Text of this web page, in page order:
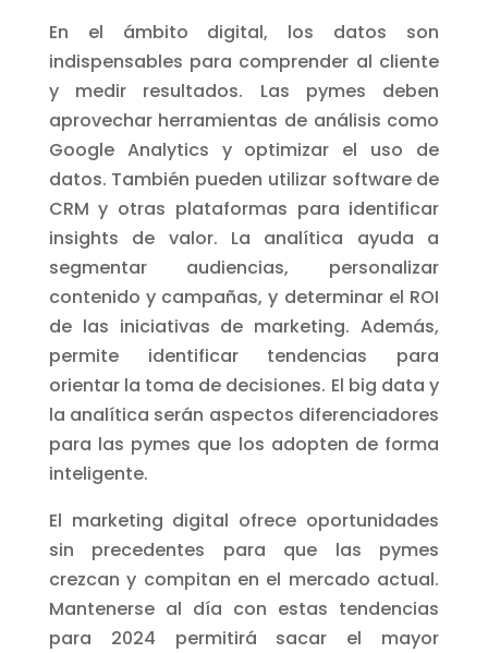
En el ámbito digital, los datos son
indispensables para comprender al cliente
y medir resultados. Las pymes deben
aprovechar herramientas de análisis como
Google Analytics y optimizar el uso de
datos. También pueden utilizar software de
CRM y otras plataformas para identificar
insights de valor. La analítica ayuda a
segmentar audiencias, personalizar
contenido y campañas, y determinar el ROI
de las iniciativas de marketing. Además,
permite identificar tendencias para
orientar la toma de decisiones. El big data y
la analítica serán aspectos diferenciadores
para las pymes que los adopten de forma
inteligente.
El marketing digital ofrece oportunidades
sin precedentes para que las pymes
crezcan y compitan en el mercado actual.
Mantenerse al día con estas tendencias
para 2024 permitirá sacar el mayor